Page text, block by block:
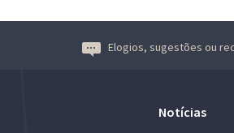
Elogios, sugestões ou
Notícias